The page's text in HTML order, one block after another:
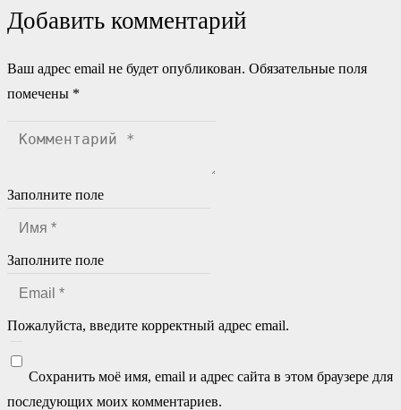
Добавить комментарий
Ваш адрес email не будет опубликован. Обязательные поля
помечены *
Заполните поле
Заполните поле
Пожалуйста, введите корректный адрес email.
Сохранить моё имя, email и адрес сайта в этом браузере для
последующих моих комментариев.